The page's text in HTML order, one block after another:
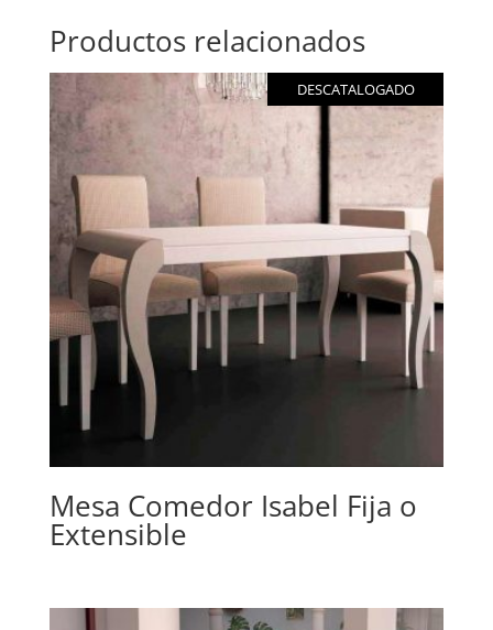
Productos relacionados
DESCATALOGADO
Mesa Comedor Isabel Fija o
Extensible